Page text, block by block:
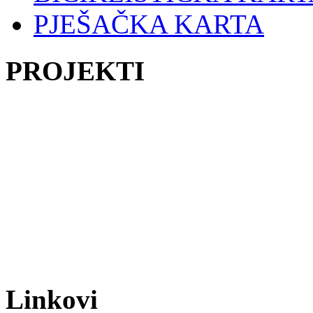
PJEŠAČKA KARTA
PROJEKTI
Linkovi